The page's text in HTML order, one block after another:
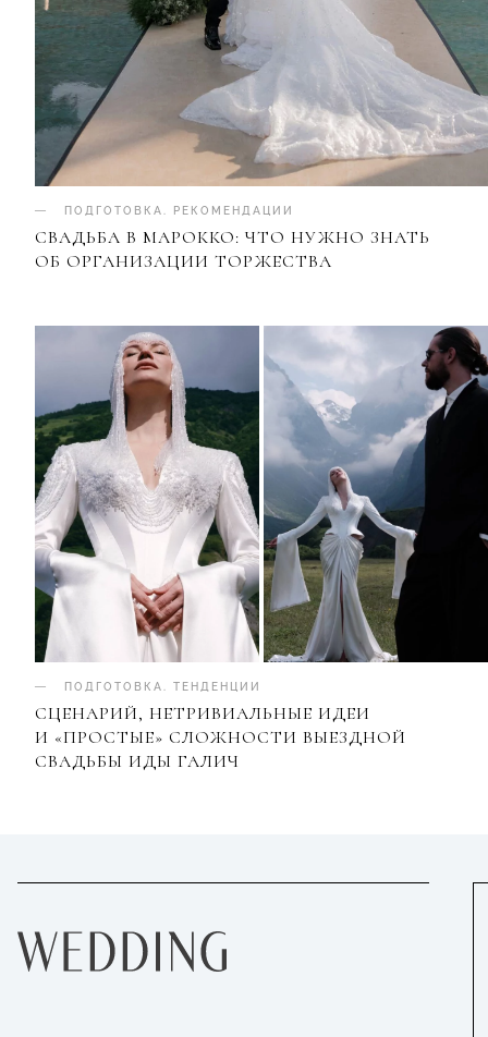
ПОДГОТОВКА РЕКОМЕНДАЦИИ
СВАДЬБА В МАРОККО: ЧТО НУЖНО ЗНАТЬ
ОБ ОРГАНИЗАЦИИ ТОРЖЕСТВА
ПОДГОТОВКА ТЕНДЕНЦИИ
СЦЕНАРИЙ, НЕТРИВИАЛЬНЫЕ ИДЕИ
И «ПРОСТЫЕ» СЛОЖНОСТИ ВЫЕЗДНОЙ
СВАДЬБЫ ИДЫ ГАЛИЧ